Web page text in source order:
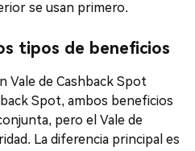
se usan primero.
tipos de beneficios
Vale de Cashback Spot
Spot, ambos beneficios
pero el Vale de
La diferencia principal es